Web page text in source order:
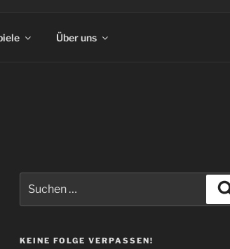
Über uns
nach:
KEINE FOLGE VERPASSEN!